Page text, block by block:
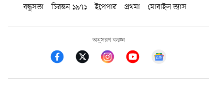
বন্ধুসভা
চিরন্তন ১৯৭১ ইপেপার প্রথমা মোবাইল ভ্যাস
অনুসরণ করুন